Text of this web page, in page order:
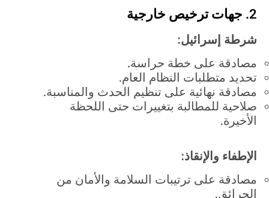
2. جهات ترخيص خارجية
شرطة إسرائيل:
مصادقة على خطة حراسة.
تحديد متطلبات النظام العام.
مصادقة نهائية على تنظيم الحدث والمناسبة.
صلاحية للمطالبة بتغييرات حتى اللحظة
الأخيرة.
الإطفاء والإنقاذ:
مصادقة على ترتيبات السلامة والأمان من
الحرائق.